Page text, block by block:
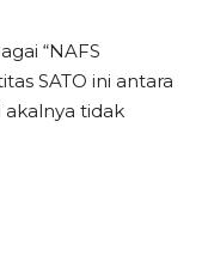
“NAFS
SATO ini antara
tidak